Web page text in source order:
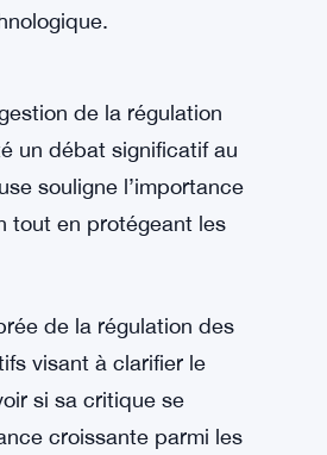
dans le secteur en
Vance, anticipant
réglementaire
pro-crypto suggère
utilisant la
de la régulation
un débat significatif au
souligne l’importance